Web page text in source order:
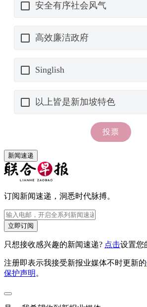
新闻速递
订阅新闻速递，洞悉时代脉搏。
立即订阅
只想接收感兴趣的新闻速递? 点击设置您
注册即表示我接受新报业媒体不时更新的
保护声明。